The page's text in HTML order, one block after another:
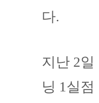
다.
지난 2
닝 1실